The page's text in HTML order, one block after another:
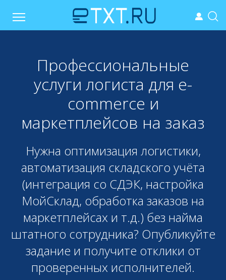
Профессиональные
услуги логиста для e-
commerce и
маркетплейсов на заказ
Нужна оптимизация логистики,
автоматизация складского учёта
(интеграция со СДЭК, настройка
МойСклад, обработка заказов на
маркетплейсах и т.д.) без найма
штатного сотрудника? Опубликуйте
задание и получите отклики от
проверенных исполнителей.